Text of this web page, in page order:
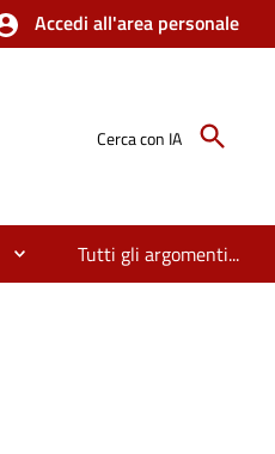
Accedi all'area personale
Cerca con IA
Tutti gli argomenti...